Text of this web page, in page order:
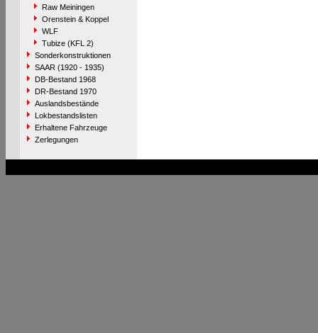
Raw Meiningen
Orenstein & Koppel
WLF
Tubize (KFL 2)
Sonderkonstruktionen
SAAR (1920 - 1935)
DB-Bestand 1968
DR-Bestand 1970
Auslandsbestände
Lokbestandslisten
Erhaltene Fahrzeuge
Zerlegungen